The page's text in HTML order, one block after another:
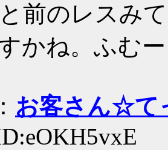
前のレスみ
かね。ふむー
お客さん☆て